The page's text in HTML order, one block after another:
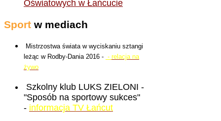
Oświatowych w Łańcucie
Sport w mediach
Mistrzostwa świata w wyciskaniu sztangi
leżąc w Rodby-Dania 2016 - - relacja na
żywo
Szkolny klub LUKS ZIELONI -
"Sposób na sportowy sukces"
- informacja TV Łańcut